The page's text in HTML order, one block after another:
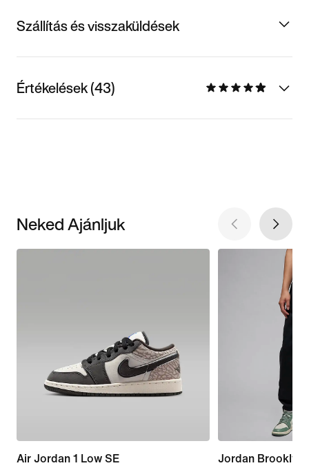
Szállítás és visszaküldések
Értékelések (43)
Neked Ajánljuk
Air Jordan 1 Low SE
Jordan Brooklyn